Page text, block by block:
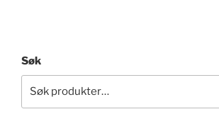
Søk